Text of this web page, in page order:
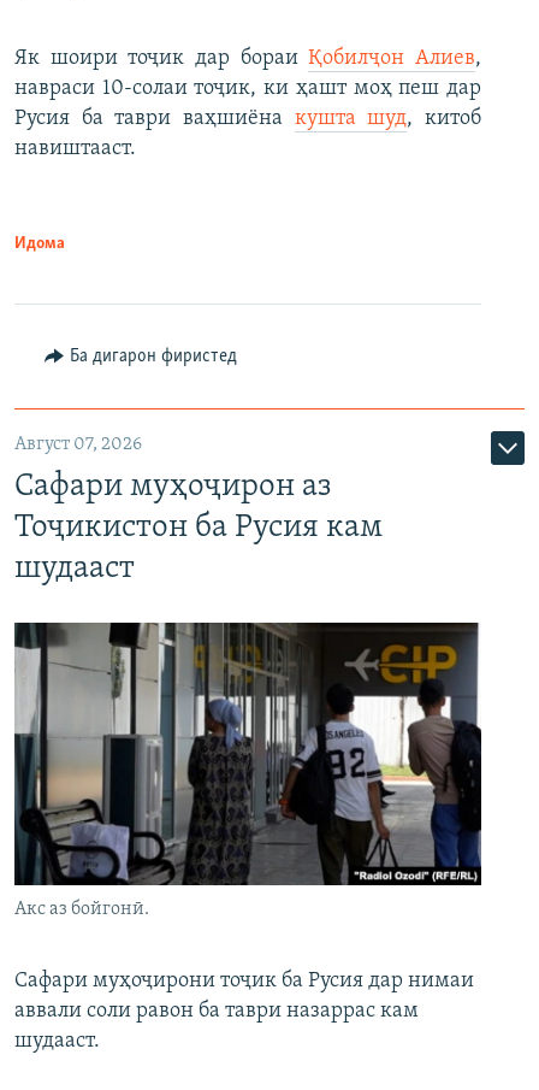
Як шоири тоҷик дар бораиҚобилҷон Алиев,
навраси 10-солаи тоҷик, ки ҳашт моҳ пеш дар
Русия ба таври ваҳшиёна кушта шуд, китоб
навиштааст.
Идома
Ба дигарон фиристед
Август 07, 2026
Сафари муҳоҷирон аз
Тоҷикистон ба Русия кам
шудааст
Акс аз бойгонӣ.
Сафари муҳоҷирони тоҷик ба Русия дар нимаи
аввали соли равон ба таври назаррас кам
шудааст.